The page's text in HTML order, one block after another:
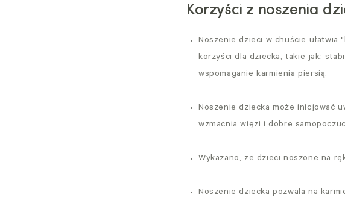
Korzyści z noszenia
Noszenie dzieci w chuście ułatwia
korzyści dla dziecka, takie jak:
wspomaganie karmienia piersią.
Noszenie dziecka może inicjować
wzmacnia więzi i dobre
Wykazano, że dzieci noszone na
Noszenie dziecka pozwala na